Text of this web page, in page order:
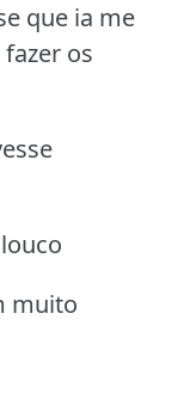
que ia me
os
muito